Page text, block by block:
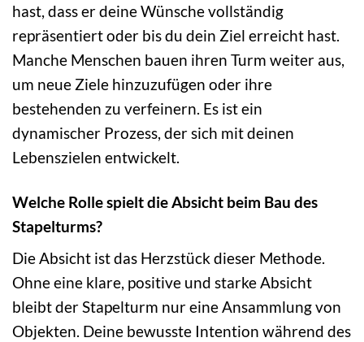
hast, dass er deine Wünsche vollständig
repräsentiert oder bis du dein Ziel erreicht hast.
Manche Menschen bauen ihren Turm weiter aus,
um neue Ziele hinzuzufügen oder ihre
bestehenden zu verfeinern. Es ist ein
dynamischer Prozess, der sich mit deinen
Lebenszielen entwickelt.
Welche Rolle spielt die Absicht beim Bau des
Stapelturms?
Die Absicht ist das Herzstück dieser Methode.
Ohne eine klare, positive und starke Absicht
bleibt der Stapelturm nur eine Ansammlung von
Objekten. Deine bewusste Intention während des